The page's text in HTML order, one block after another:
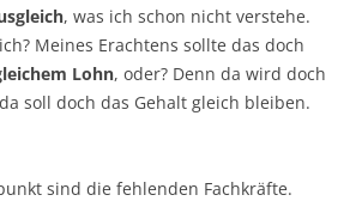
, was ich schon nicht verstehe.
Meines Erachtens sollte das doch
Lohn, oder? Denn da wird doch
soll doch das Gehalt gleich bleiben.
sind die fehlenden Fachkräfte.